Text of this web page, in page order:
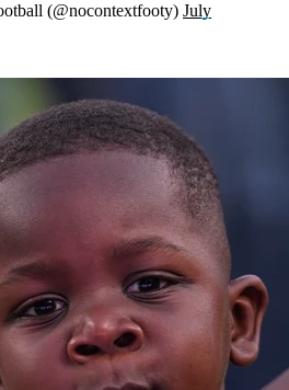
(@nocontextfooty) July